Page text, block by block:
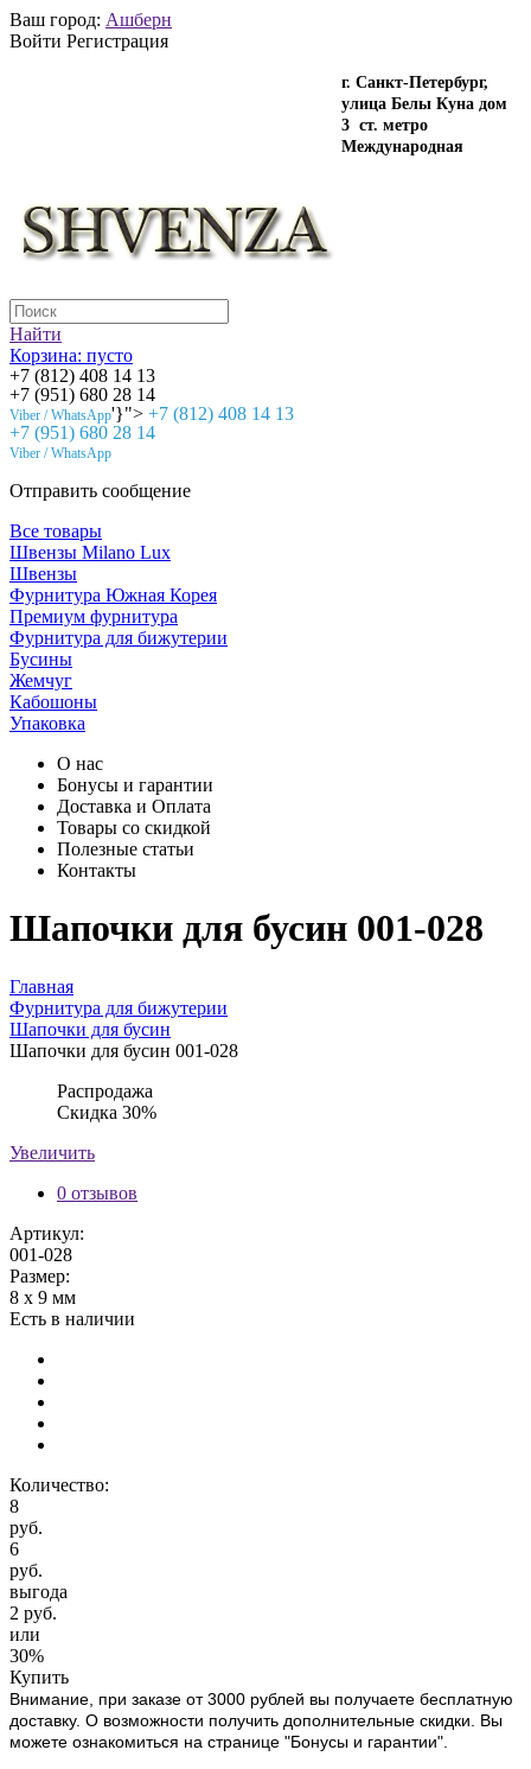
Ваш город: Ашберн
Войти Регистрация
г. Санкт-Петербург,
улица Белы Куна дом
3 ст. метро
Международная
Найти
Корзина: пусто
+7 (812) 408 14 13
+7 (951) 680 28 14
Viber / WhatsApp'}"> +7 (812) 408 14 13
+7 (951) 680 28 14
Viber / WhatsApp
Отправить сообщение
Все товары
Швензы Milano Lux
Швензы
Фурнитура Южная Корея
Премиум фурнитура
Фурнитура для бижутерии
Бусины
Жемчуг
Кабошоны
Упаковка
О нас
Бонусы и гарантии
Доставка и Оплата
Товары со скидкой
Полезные статьи
Контакты
Шапочки для бусин 001-028
Главная
Фурнитура для бижутерии
Шапочки для бусин
Шапочки для бусин 001-028
Распродажа
Скидка 30%
Увеличить
0 отзывов
Артикул:
001-028
Размер:
8 х 9 мм
Есть в наличии
Количество:
8
руб.
6
руб.
выгода
2 руб.
или
30%
Купить
Внимание, при заказе от 3000 рублей вы получаете бесплатную
доставку. О возможности получить дополнительные скидки. Вы
можете ознакомиться на странице "Бонусы и гарантии".